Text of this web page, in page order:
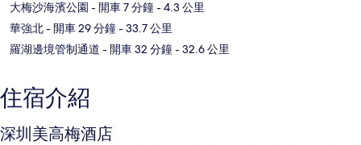
大梅沙海濱公園 - 開車 7 分鐘- 4.3 公里
華強北- 開車 29 分鐘- 33.7 公里
羅湖邊境管制通道 - 開車 32 分鐘- 32.6 公里
住宿介紹
深圳美高梅酒店